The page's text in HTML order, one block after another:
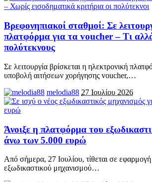
Βρεφονηπιακοί σταθμοί: Σε
πλατφόρμα για τα voucher – Τι
πολύτεκνους
Σε λειτουργία βρίσκεται η ηλεκτρονική
υποβολή αιτήσεων χορήγησης voucher,…
melodia88 27 Ιουλίου 2026
Άνοιξε η πλατφόρμα του
άνω των 5.000 ευρώ
Από σήμερα, 27 Ιουλίου, τίθεται σε
εξωδικαστικού μηχανισμού…